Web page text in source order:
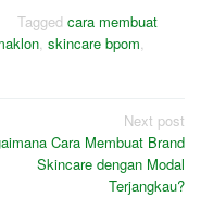
Tagged cara membuat
, skincare bpom,
Next post
Cara Membuat Brand
Skincare dengan Modal
Terjangkau?